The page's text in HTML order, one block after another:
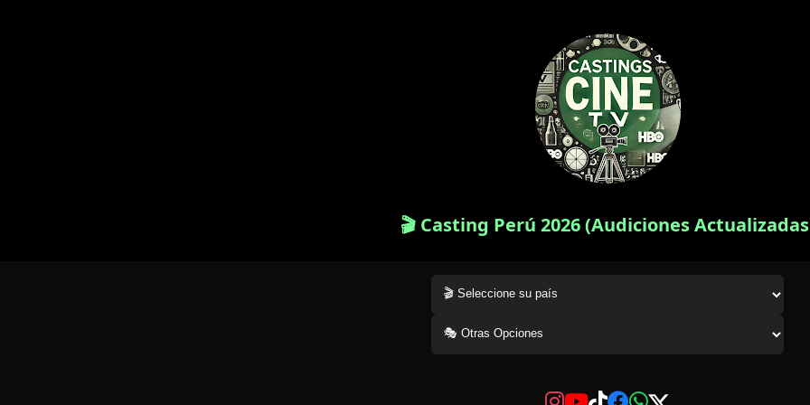
🎬 Casting Perú 2026 (Audiciones